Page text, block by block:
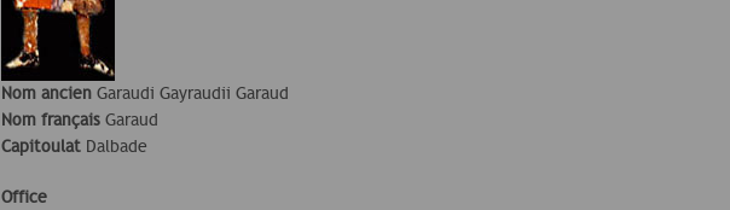
Nom ancienGaraudi Gayraudii Garaud
Nom françaisGaraud
Capitoulat Dalbade
Office